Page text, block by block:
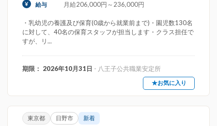
給与 月給206,000円～236,000円
・乳幼児の養護及び保育(0歳から就業前まで)・園児数130名
に対して、40名の保育スタッフが担当します・クラス担任で
すが、リ...
期限： 2026年10月31日 - 八王子公共職業安定所
★お気に入り
東京都 日野市 新着